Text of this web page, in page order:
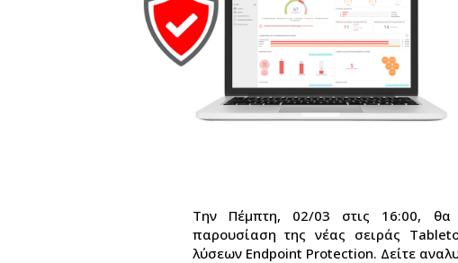
Την Πέμπτη, 02/03 στις 16:00, θα
παρουσίαση της νέας σειράς
λύσεων Endpoint Protection. Δείτε